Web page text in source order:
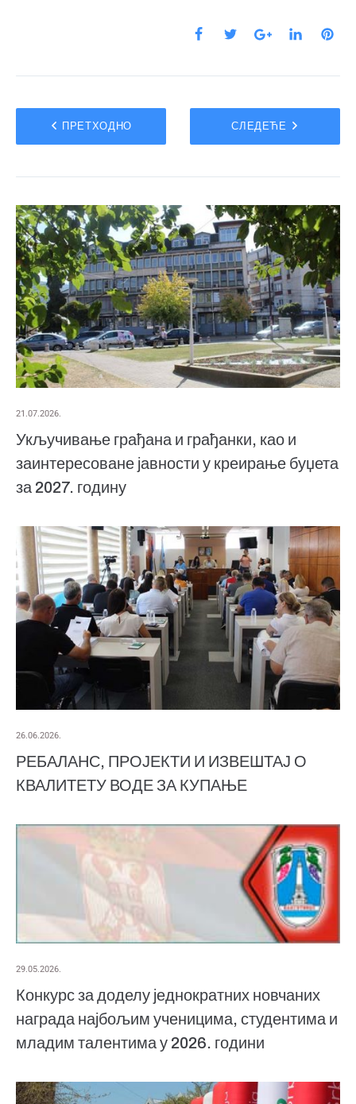
ПРЕТХОДНО СЛЕДЕЋЕ
21.07.2026.
Укључивање грађана и грађанки, као и
заинтересоване јавности у креирање буџета
за 2027. годину
26.06.2026.
РЕБАЛАНС, ПРОЈЕКТИ И ИЗВЕШТАЈ О
КВАЛИТЕТУ ВОДЕ ЗА КУПАЊЕ
29.05.2026.
Конкурс за доделу једнократних новчаних
награда најбољим ученицима, студентима и
младим талентима у 2026. години